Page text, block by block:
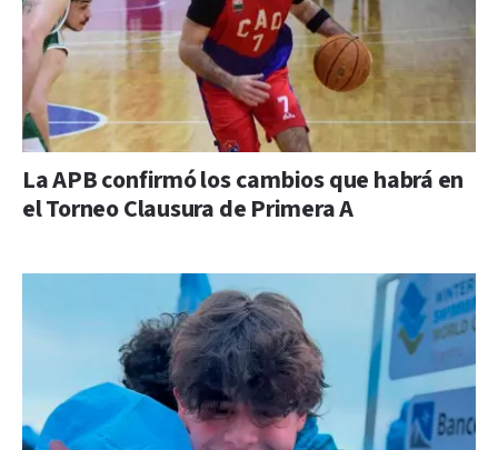
La APB confirmó los cambios que habrá en
el Torneo Clausura de Primera A